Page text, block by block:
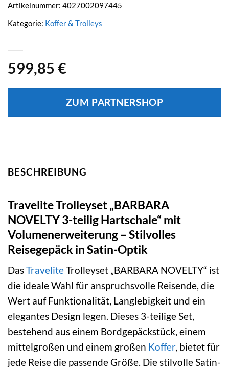
599,85 €
ZUM PARTNERSHOP
Artikelnummer: 4027002097445
Kategorie: Koffer & Trolleys
BESCHREIBUNG
Travelite Trolleyset „BARBARA
NOVELTY 3-teilig Hartschale“ mit
Volumenerweiterung – Stilvolles
Reisegepäck in Satin-Optik
DasTraveliteTrolleyset „BARBARA NOVELTY“ ist
die ideale Wahl für anspruchsvolle Reisende, die
Wert auf Funktionalität, Langlebigkeit und ein
elegantes Design legen. Dieses 3-teilige Set,
bestehend aus einem Bordgepäckstück, einem
mittelgroßen und einem großen Koffer, bietet für
jede Reise die passende Größe. Die stilvolle Satin-